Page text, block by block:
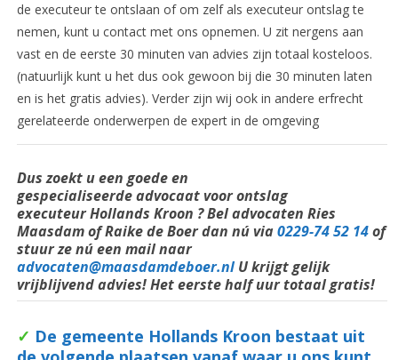
de executeur te ontslaan of om zelf als executeur ontslag te
nemen, kunt u contact met ons opnemen. U zit nergens aan
vast en de eerste 30 minuten van advies zijn totaal kosteloos.
(natuurlijk kunt u het dus ook gewoon bij die 30 minuten laten
en is het gratis advies). Verder zijn wij ook in andere erfrecht
gerelateerde onderwerpen de expert in de omgeving
Dus zoekt u een goede en
gespecialiseerdeadvocaat voor ontslag
executeur Hollands Kroon ? Beladvocaten Ries
Maasdam of Raike de Boer dan nú via0229-74 52 14of
stuur ze nú een mail naar
advocaten@maasdamdeboer.nlU krijgt gelijk
vrijblijvend advies! Het eerste half uur totaal gratis!
✓ De gemeente Hollands Kroon bestaat uit